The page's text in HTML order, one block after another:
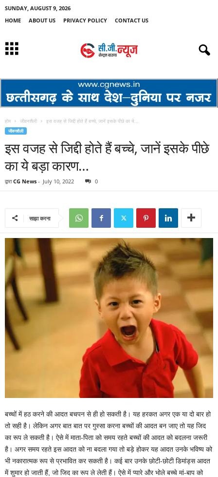
SUNDAY, AUGUST 9, 2026
HOME
ABOUT US PRIVACY POLICY CONTACT US
होम जीवनशैली इस वजह से जिद्दी होते हैं बच्चे, जानें इसके पीछे का ये...
जीवनशैली
इस वजह से जिद्दी होते हैं बच्चे, जानें इसके पीछे
का ये बड़ा कारण…
द्वारा CG News - July 10, 2022 0
साझा करना
बच्चों में हठ करने की आदत बचपन से ही हो सकती है। यह हरकत अगर एक या दो बार हो
तो सही है। लेकिन अगर बात बात पर गुस्सा करना बच्चों की आदत बन जाए तो यह जिद
का रूप ले सकती है। ऐसे में माता-पिता को समय रहते बच्चों की आदत को बदलना जरूरी
है। अगर समय रहते इस आदत को ना बदला गया तो बड़े होकर यह आदत उनके भविष्य को
भी नकारात्मक रूप से प्रभावित कर सकती है। कई बार उनके छोटी-छोटी डिमांड्स आदत
में शुमार हो जाती हैं, जो जिद का रूप ले लेती हैं। ऐसे में प्यारे और भोले बच्चे मां-बाप को